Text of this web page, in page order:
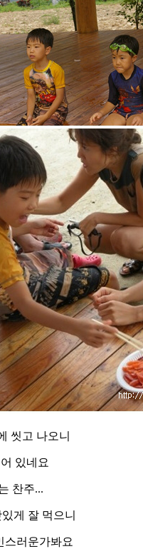
씻고 나오니
있네요
찬주...
게 잘 먹으니
스러운가봐요